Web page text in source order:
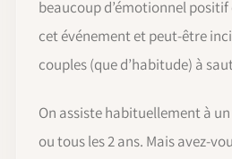
beaucoup d’émotionnel
cet événement et peut-être
couples (que d’habitude) à
On assiste habituellement à
ou tous les 2 ans. Mais avez-